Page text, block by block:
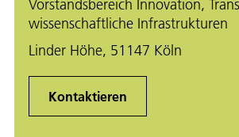
Vorstandsbereich Innovation,
wissenschaftliche Infrastrukturen
Linder Höhe, 51147 Köln
Kontaktieren